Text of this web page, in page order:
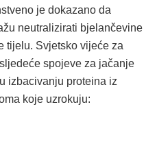
je dokazano da
neutralizirati bjelančevine
tijelu. Svjetsko vijeće za
spojeve za jačanje
izbacivanju proteina iz
koje uzrokuju: